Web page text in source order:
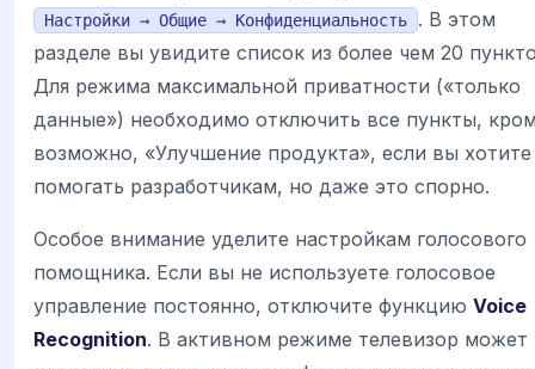
Настройки → Общие → Конфиденциальность
. В этом
разделе вы увидите список из более чем 20
Для режима максимальной приватности («только
данные») необходимо отключить все пункты,
возможно, «Улучшение продукта», если вы хотите
помогать разработчикам, но даже это спорно.
Особое внимание уделите настройкам голосового
помощника. Если вы не используете голосовое
управление постоянно, отключите функцию Voice
Recognition. В активном режиме телевизор может